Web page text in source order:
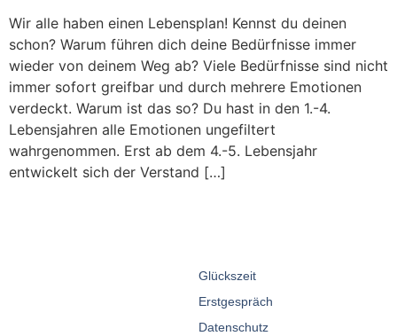
Wir alle haben einen Lebensplan! Kennst du deinen
schon? Warum führen dich deine Bedürfnisse immer
wieder von deinem Weg ab? Viele Bedürfnisse sind nicht
immer sofort greifbar und durch mehrere Emotionen
verdeckt. Warum ist das so? Du hast in den 1.-4.
Lebensjahren alle Emotionen ungefiltert
wahrgenommen. Erst ab dem 4.-5. Lebensjahr
entwickelt sich der Verstand […]
Glückszeit
Erstgespräch
Datenschutz